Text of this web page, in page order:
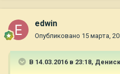
Мибельмакс полностью
двух суток… Что-то мне
edwin
Опубликовано 15 марта,
В 14.03.2016 в 23:18,